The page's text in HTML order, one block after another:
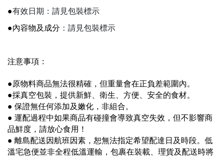
●有效日期：請見包裝標示
●內容物及成分 ：請見包裝標示
注意事項：
●原物料商品無法很精確，但重量會在正負差範圍內。
●採真空包裝，提供新鮮、衛生、方便、安全的食材。
● 保證無任何添加及嫩化，非組合。
● 運配過程中如果商品有碰撞會導致真空失效，但不影響商
品鮮度，請放心食用！
● 離島配送因航班因素，恕無法指定希望配達日及時段。低
溫宅急便並非全程低溫運輸，包裹在裝載、理貨及配送時將